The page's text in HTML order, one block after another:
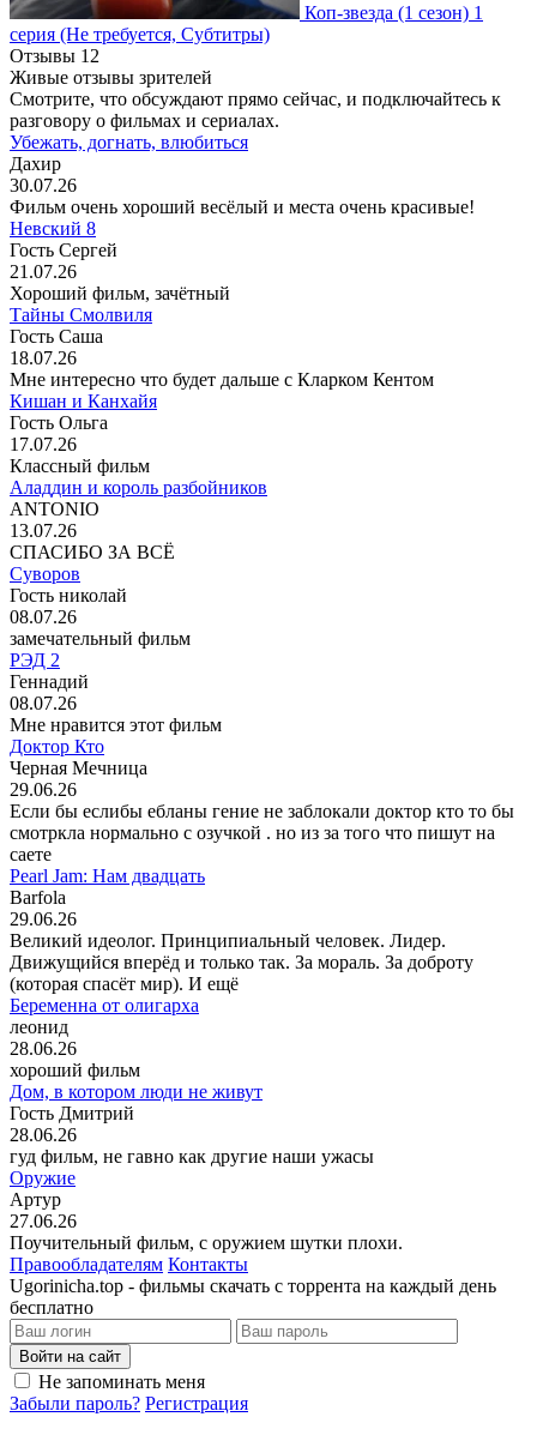
Коп-звезда (1 сезон) 1
серия (Не требуется, Субтитры)
Отзывы 12
Живые отзывы зрителей
Смотрите, что обсуждают прямо сейчас, и подключайтесь к
разговору о фильмах и сериалах.
Убежать, догнать, влюбиться
Дахир
30.07.26
Фильм очень хороший весёлый и места очень красивые!
Невский 8
Гость Сергей
21.07.26
Хороший фильм, зачётный
Тайны Смолвиля
Гость Саша
18.07.26
Мне интересно что будет дальше с Кларком Кентом
Кишан и Канхайя
Гость Ольга
17.07.26
Классный фильм
Аладдин и король разбойников
ANTONIO
13.07.26
СПАСИБО ЗА ВСЁ
Суворов
Гость николай
08.07.26
замечательный фильм
РЭД 2
Геннадий
08.07.26
Мне нравится этот фильм
Доктор Кто
Черная Мечница
29.06.26
Если бы еслибы ебланы гение не заблокали доктор кто то бы
смотркла нормально с озучкой . но из за того что пишут на
саете
Pearl Jam: Нам двадцать
Barfola
29.06.26
Великий идеолог. Принципиальный человек. Лидер.
Движущийся вперёд и только так. За мораль. За доброту
(которая спасёт мир). И ещё
Беременна от олигарха
леонид
28.06.26
хороший фильм
Дом, в котором люди не живут
Гость Дмитрий
28.06.26
гуд фильм, не гавно как другие наши ужасы
Оружие
Артур
27.06.26
Поучительный фильм, с оружием шутки плохи.
Правообладателям Контакты
Ugorinicha.top - фильмы скачать с торрента на каждый день
бесплатно
Войти на сайт
Не запоминать меня
Забыли пароль? Регистрация